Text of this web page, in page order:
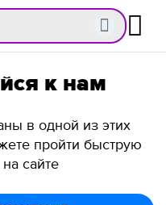
к нам
в одной из этих
пройти быструю
сайте